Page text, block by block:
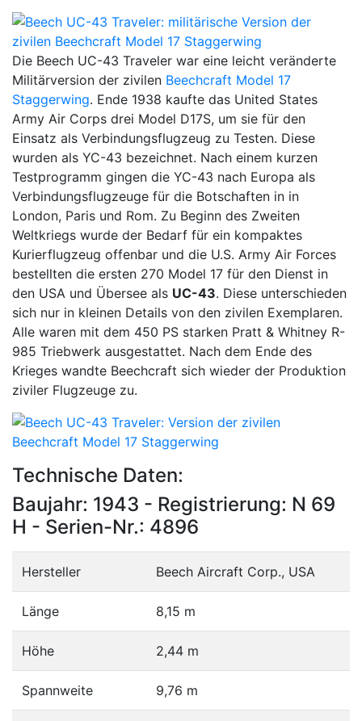
Die Beech UC-43 Traveler war eine leicht veränderte
Militärversion der zivilen Beechcraft Model 17
Staggerwing. Ende 1938 kaufte das United States
Army Air Corps drei Model D17S, um sie für den
Einsatz als Verbindungsflugzeug zu Testen. Diese
wurden als YC-43 bezeichnet. Nach einem kurzen
Testprogramm gingen die YC-43 nach Europa als
Verbindungsflugzeuge für die Botschaften in in
London, Paris und Rom. Zu Beginn des Zweiten
Weltkriegs wurde der Bedarf für ein kompaktes
Kurierflugzeug offenbar und die U.S. Army Air Forces
bestellten die ersten 270 Model 17 für den Dienst in
den USA und Übersee als UC-43. Diese unterschieden
sich nur in kleinen Details von den zivilen Exemplaren.
Alle waren mit dem 450 PS starken Pratt & Whitney R-
985 Triebwerk ausgestattet. Nach dem Ende des
Krieges wandte Beechcraft sich wieder der Produktion
ziviler Flugzeuge zu.
Technische Daten:
Baujahr: 1943 - Registrierung: N 69
H - Serien-Nr.: 4896
Hersteller Beech Aircraft Corp., USA
Länge 8,15 m
Höhe 2,44 m
Spannweite 9,76 m